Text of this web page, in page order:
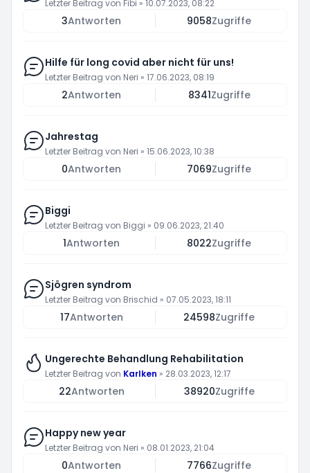
Letzter Beitrag von Fibi » 10.07.2023, 08:22
3Antworten 9058Zugriffe
Hilfe für long covid aber nicht für uns!
Letzter Beitrag von Neri » 17.06.2023, 08:19
2Antworten 8341Zugriffe
Jahrestag
Letzter Beitrag von Neri » 15.06.2023, 10:38
0Antworten 7069Zugriffe
Biggi
Letzter Beitrag von Biggi » 09.06.2023, 21:40
1Antworten 8022Zugriffe
Sjögren syndrom
Letzter Beitrag von Brischid » 07.05.2023, 18:11
17Antworten 24598Zugriffe
Ungerechte Behandlung Rehabilitation
Letzter Beitrag von Karlken » 28.03.2023, 12:17
22Antworten 38920Zugriffe
Happy new year
Letzter Beitrag von Neri » 08.01.2023, 21:04
0Antworten 7766Zugriffe